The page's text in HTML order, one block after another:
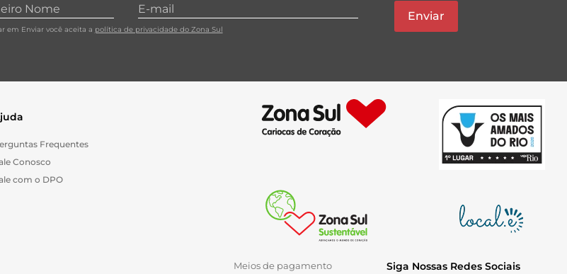
em Enviar você aceita a política de privacidade do Zona Sul
Enviar
Frequentes
Conosco
com o DPO
Meios de pagamento Siga Nossas Redes Sociais